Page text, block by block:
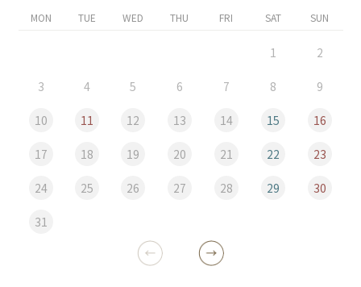
MON TUE WED THU FRI SAT SUN
1 2
3 4 5 6 7 8 9
10 11 12 13 14 15 16
17 18 19 20 21 22 23
24 25 26 27 28 29 30
31